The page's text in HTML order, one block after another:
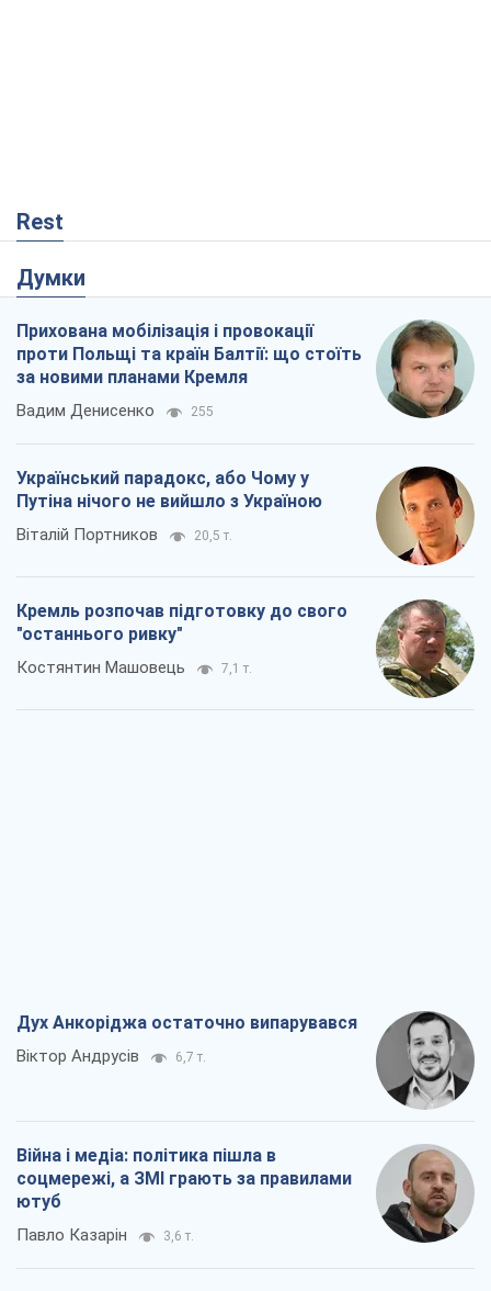
Rest
Думки
Прихована мобілізація і провокації
проти Польщі та країн Балтії: що стоїть
за новими планами Кремля
Вадим Денисенко 255
Український парадокс, або Чому у
Путіна нічого не вийшло з Україною
Віталій Портников 20,5 т.
Кремль розпочав підготовку до свого
"останнього ривку"
Костянтин Машовець 7,1 т.
Дух Анкоріджа остаточно випарувався
Віктор Андрусів 6,7 т.
Війна і медіа: політика пішла в
соцмережі, а ЗМІ грають за правилами
ютуб
Павло Казарін 3,6 т.